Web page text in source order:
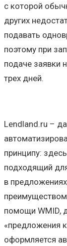
с которой
других
подавать
поэтому при
подаче заявки
трех дней.
Lendland.ru –
принципу:
подходящий
в
помощи WMID,
«предложения
оформляется